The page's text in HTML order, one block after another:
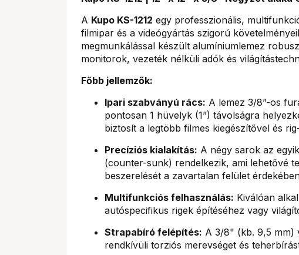
A Kupo KS-1212 egy professzionális,
filmipar és a videógyártás szigorú
megmunkálással készült alumíniumlemez
monitorok, vezeték nélküli adók és
Főbb jellemzők:
Ipari szabványú rács: A lemez 3/8”-os
pontosan 1 hüvelyk (1”) távolságra
biztosít a legtöbb filmes kiegészítővel és
Precíziós kialakítás: A négy sarok az
(counter-sunk) rendelkezik, ami lehetővé
beszerelését a zavartalan felület
Multifunkciós felhasználás: Kiválóan
autóspecifikus rigek építéséhez vagy
Strapabíró felépítés: A 3/8" (kb. 9,5 mm)
rendkívüli torziós merevséget és